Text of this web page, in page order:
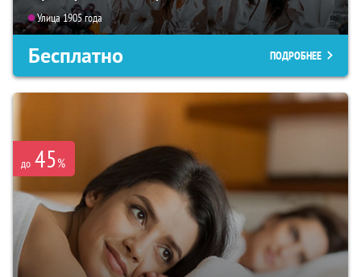
Улица 1905 года
Бесплатно ПОДРОБНЕЕ
до 45%